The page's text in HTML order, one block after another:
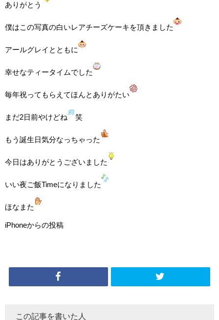
ありがとう
僕はこの写真の白いレアチーズケーキを頂きました
アールグレイとともに
幸せなティータイムでした
毎年祝ってもらえてほんとありがたい
まだ2日前やけどね 笑
もう誕生日気分なっちゃった
今日はありがとうございました
いい夜ご飯Timeになりました
ほなまた
iPhoneからの投稿
この記事を書いた人